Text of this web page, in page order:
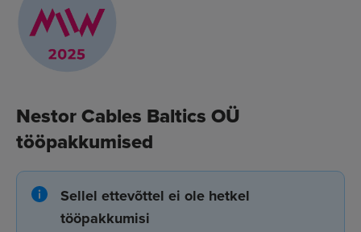
Nestor Cables Baltics OÜ
tööpakkumised
Sellel ettevõttel ei ole hetkel
tööpakkumisi